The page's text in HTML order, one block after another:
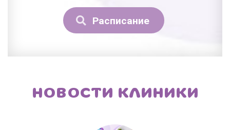
Расписание
НОВОСТИ КЛИНИКИ